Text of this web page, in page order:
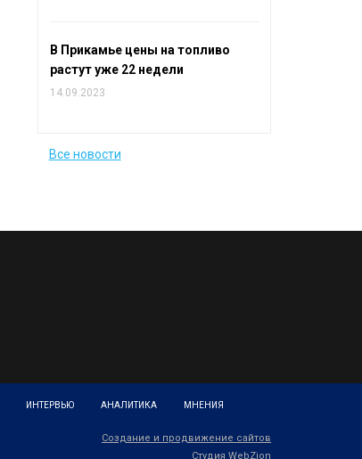
В Прикамье цены на топливо
растут уже 22 недели
14.09.2023
Все новости
ИНТЕРВЬЮ АНАЛИТИКА МНЕНИЯ
Создание и продвижение сайтов
Студия WebZion